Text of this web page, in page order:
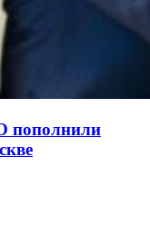
пополнили